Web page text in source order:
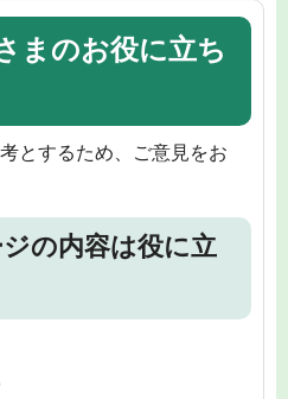
まのお役に立ち
とするため、ご意見をお
の内容は役に立